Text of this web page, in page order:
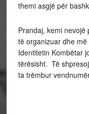
themi asgjë për
Prandaj, kemi
të organizuar dhe
Identitetin Kombëtar
tërësisht. Të
ta trëmbur